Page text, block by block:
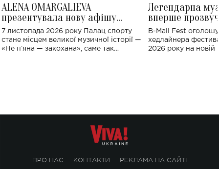
ALENA OMARGALIEVA
презентувала нову афішу
великого концерту в Палаці
спорту
7 листопада 2026 року Палац спорту
стане місцем великої музичної історії —
«Не пʼяна — закохана», саме так
Легендарна
вперше
Україні: де
B-Mall Fest
хедлайнера
2026 року на новій
ПРО НАС КОНТАКТИ РЕКЛАМА НА САЙТІ